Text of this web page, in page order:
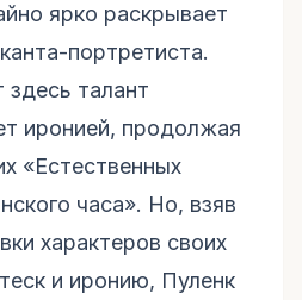
ярко раскрывает
портретиста.
здесь талант
иронией, продолжая
«Естественных
часа». Но, взяв
характеров своих
и иронию, Пуленк